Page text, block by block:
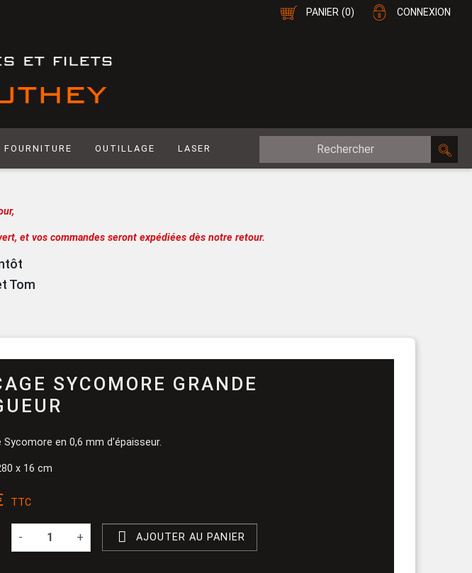
CONNEXION
PANIER (0)
FOURNITURE
Colle
Produit de Finition
Panneau support
Papier
OUTILLAGE
Racloir
LASER
Placage Double-Face
et vos commandes seront expédiées dès notre retour.
Tom
SYCOMORE GRANDE
Sycomore en 0,6 mm d'épaisseur.
x 16 cm
TTC
- +  AJOUTER AU PANIER